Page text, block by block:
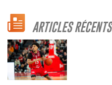
ARTICLES RÉCENTS